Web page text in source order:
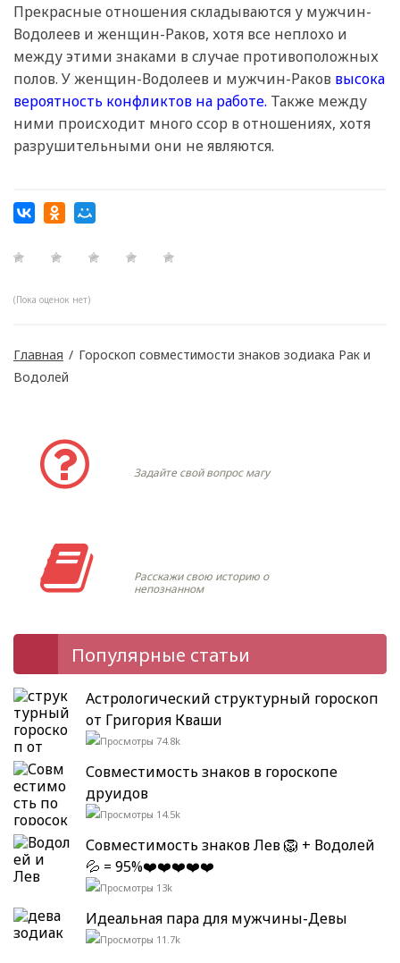
Прекрасные отношения складываются у мужчин-
Водолеев и женщин-Раков, хотя все неплохо и
между этими знаками в случае противоположных
полов. У женщин-Водолеев и мужчин-Раков высока
вероятность конфликтов на работе. Также между
ними происходит много ссор в отношениях, хотя
разрушительными они не являются.
(Пока оценок нет)
Главная / Гороскоп совместимости знаков зодиака Рак и
Водолей
Задайте свой вопрос магу
Расскажи свою историю о
непознанном
Популярные статьи
Астрологический структурный гороскоп
от Григория Кваши
74.8k
Совместимость знаков в гороскопе
друидов
14.5k
Совместимость знаков Лев 🦁 + Водолей
💦 = 95%❤️❤️❤️❤️❤️
13k
Идеальная пара для мужчины-Девы
11.7k